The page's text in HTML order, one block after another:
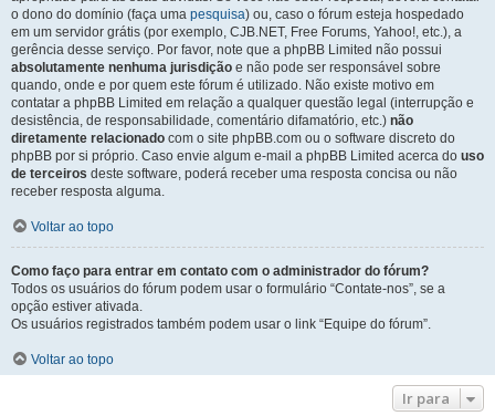
o dono do domínio (faça uma pesquisa) ou, caso o fórum esteja hospedado
em um servidor grátis (por exemplo, CJB.NET, Free Forums, Yahoo!, etc.), a
gerência desse serviço. Por favor, note que a phpBB Limited não possui
absolutamente nenhuma jurisdição e não pode ser responsável sobre
quando, onde e por quem este fórum é utilizado. Não existe motivo em
contatar a phpBB Limited em relação a qualquer questão legal (interrupção e
desistência, de responsabilidade, comentário difamatório, etc.) não
diretamente relacionado com o site phpBB.com ou o software discreto do
phpBB por si próprio. Caso envie algum e-mail a phpBB Limited acerca do uso
de terceiros deste software, poderá receber uma resposta concisa ou não
receber resposta alguma.
Voltar ao topo
Como faço para entrar em contato com o administrador do fórum?
Todos os usuários do fórum podem usar o formulário “Contate-nos”, se a
opção estiver ativada.
Os usuários registrados também podem usar o link “Equipe do fórum”.
Voltar ao topo
Ir para